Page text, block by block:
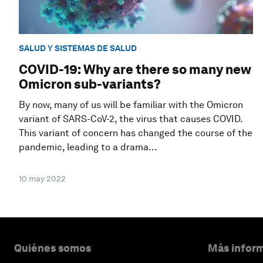
SALUD Y SISTEMAS DE SALUD
COVID-19: Why are there so many new
Omicron sub-variants?
By now, many of us will be familiar with the Omicron
variant of SARS-CoV-2, the virus that causes COVID.
This variant of concern has changed the course of the
pandemic, leading to a drama...
10 may 2022
Quiénes somos Más